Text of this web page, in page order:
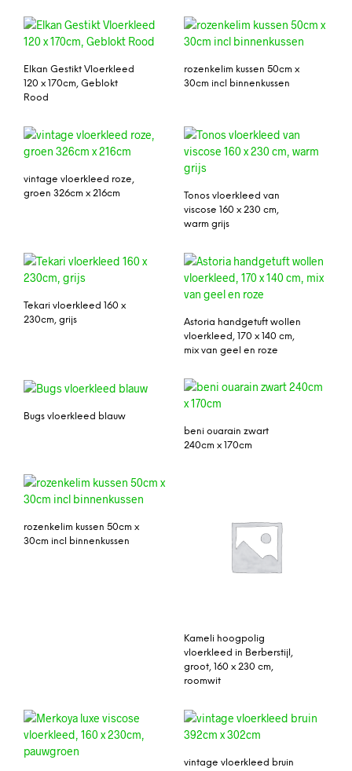
Elkan Gestikt Vloerkleed
120 x 170cm, Geblokt
Rood
rozenkelim kussen 50cm x
30cm incl binnenkussen
vintage vloerkleed roze,
groen 326cm x 216cm
Tonos vloerkleed van
viscose 160 x 230 cm,
warm grijs
Tekari vloerkleed 160 x
230cm, grijs
Astoria handgetuft wollen
vloerkleed, 170 x 140 cm,
mix van geel en roze
Bugs vloerkleed blauw
beni ouarain zwart
240cm x 170cm
rozenkelim kussen 50cm x
30cm incl binnenkussen
Kameli hoogpolig
vloerkleed in Berberstijl,
groot, 160 x 230 cm,
roomwit
vintage vloerkleed bruin